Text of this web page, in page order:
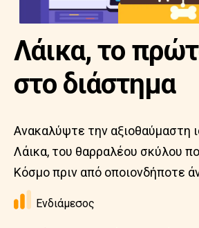
Λάικα, το
στο διάστημα
Ανακαλύψτε την αξιοθαύμαστη
Λάικα, του θαρραλέου σκύλου
Κόσμο πριν από οποιονδήποτε
Ενδιάμεσος